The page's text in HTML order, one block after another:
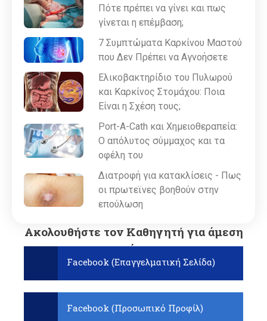
Πότε πρέπει να γίνει και πως
γίνεται η επέμβαση;
7 Συμπτώματα Καρκίνου Μαστού
που Δεν Πρέπει να Αγνοήσετε
Ελικοβακτηρίδιο του Πυλωρού
και Καρκίνος Στομάχου: Ποια
Είναι η Σχέση τους;
Port-A-Cath και Χημειοθεραπεία:
Ο απόλυτος σύμμαχος και τα
οφέλη του
Διατροφή για κατακλίσεις - Πως
οι πρωτεϊνες βοηθούν στην
επούλωση
Ακολουθήστε τον Καθηγητή για άμεση
ενημέρωση:
Facebook (Επαγγελματική Σελίδα)
Facebook (Προσωπικό Προφίλ)